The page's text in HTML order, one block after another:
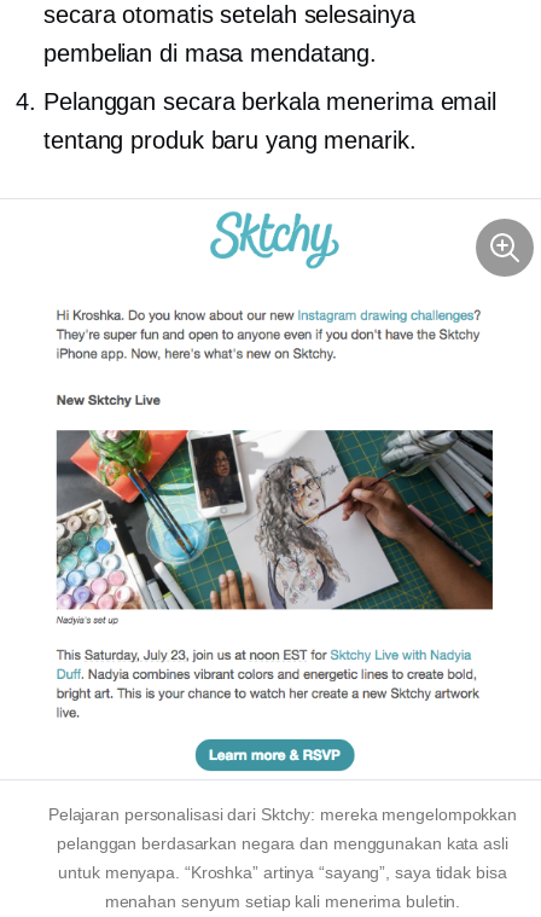
secara otomatis setelah selesainya
pembelian di masa mendatang.
Pelanggan secara berkala menerima email
tentang produk baru yang menarik.
Pelajaran personalisasi dari Sktchy: mereka mengelompokkan
pelanggan berdasarkan negara dan menggunakan kata asli
untuk menyapa. “Kroshka” artinya “sayang”, saya tidak bisa
menahan senyum setiap kali menerima buletin.